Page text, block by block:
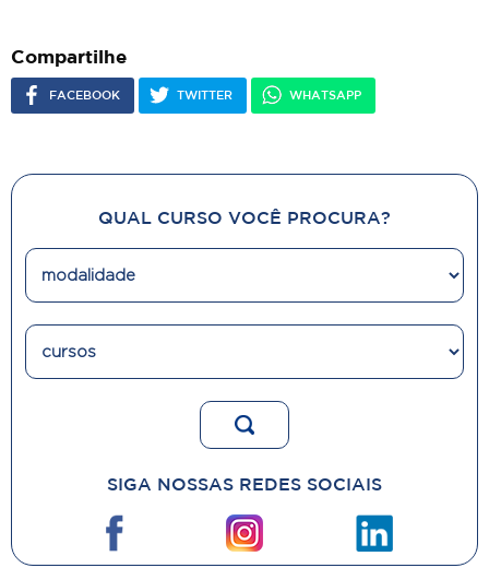
Compartilhe
FACEBOOK TWITTER WHATSAPP
QUAL CURSO VOCÊ PROCURA?
SIGA NOSSAS REDES SOCIAIS